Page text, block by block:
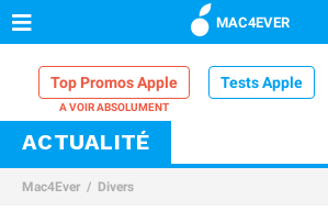
MAC4EVER
Top Promos Apple Tests Apple
VPN Mac
Comparatif iPhone
ACTUALITÉ
Mac4Ever Divers